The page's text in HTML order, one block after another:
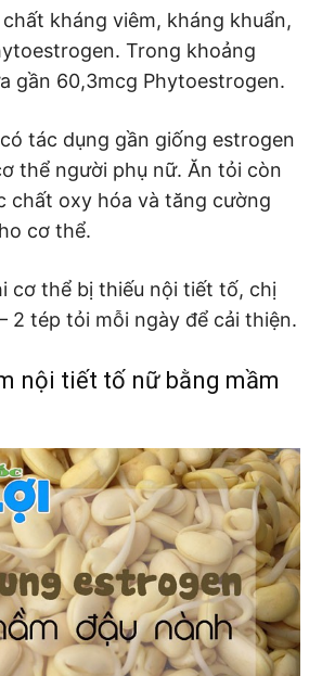
kháng viêm, kháng khuẩn,
Trong khoảng
gần 60,3mcg Phytoestrogen.
tác dụng gần giống estrogen
thể người phụ nữ. Ăn tỏi còn
chất oxy hóa và tăng cường
cơ thể.
cơ thể bị thiếu nội tiết tố, chị
2 tép tỏi mỗi ngày để cải thiện.
nội tiết tố nữ bằng mầm